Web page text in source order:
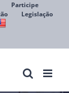
Participe
Legislação